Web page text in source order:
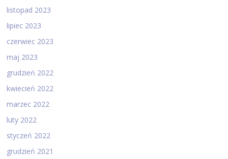
listopad 2023
lipiec 2023
czerwiec 2023
maj 2023
grudzień 2022
kwiecień 2022
marzec 2022
luty 2022
styczeń 2022
grudzień 2021